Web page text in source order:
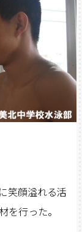
笑顔溢れる活
を行った。